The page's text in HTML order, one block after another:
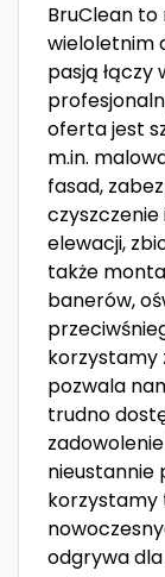
BruClean
wieloletnim
pasją łączy
oferta jest
m.in.
fasad,
elewacji,
także
banerów,
korzystamy
pozwala
trudno
nieustannie
korzystamy
odgrywa